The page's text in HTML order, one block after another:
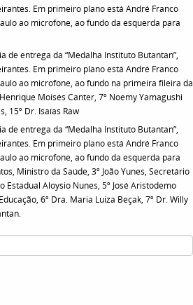
Em primeiro plano está André Franco
ao microfone, ao fundo da esquerda para
de entrega da “Medalha Instituto Butantan”,
Em primeiro plano está André Franco
ao microfone, ao fundo na primeira fileira da
Moisés Canter, 7º Noemy Yamagushi
15º Dr. Isaías Raw
de entrega da “Medalha Instituto Butantan”,
Em primeiro plano está André Franco
ao microfone, ao fundo da esquerda para
Ministro da Saúde, 3º João Yunes, Secretário
Estadual Aloysio Nunes, 5º José Aristodemo
6º Dra. Maria Luiza Beçak, 7º Dr. Willy